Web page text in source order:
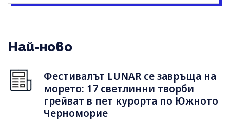
Най-ново
Фестивалът LUNAR се завръща на
морето: 17 светлинни творби
грейват в пет курорта по Южното
Черноморие